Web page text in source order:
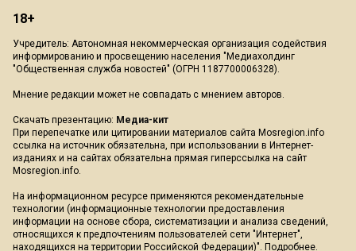
По этой информации, был проведена
доскональная диагностика всей технической
составляющей перевозчиков. Была также
и тепловых завес на станциях Московских
Отмечается, что более 80 снегоуборочных
машин были подготовлены для содержания
более 2,2 тысяч километров
железнодорожных путей и больше 460
что столичные городские службы могут
начать чистку дорог от снега в ночь на 19
ноября.